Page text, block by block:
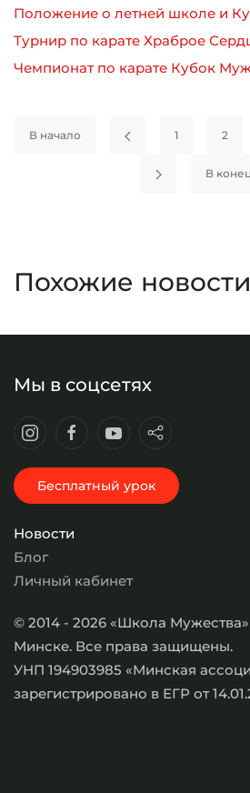
Положение о летней школе и
Турнир по карате Храброе
Чемпионат по карате Кубок
В начало 1 2
В
Похожие новости
Мы в соцсетях
Бесплатный урок
Новости
Блог
Личный кабинет
© 2014 - 2026 «Школа
Минске. Все права защищены.
УНП 194903985 «Минская
зарегистрировано в ЕГР от